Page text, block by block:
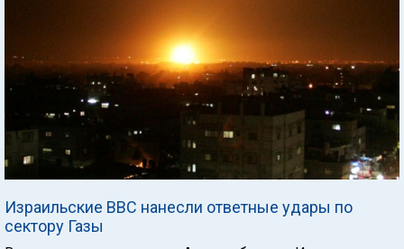
Израильские ВВС нанесли ответные удары по
сектору Газы